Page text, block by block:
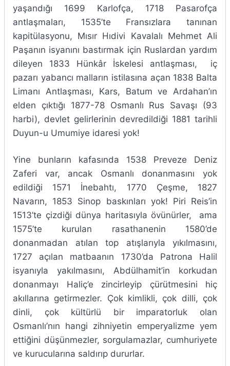
yaşandığı 1699 Karlofça, 1718 Pasarofça
antlaşmaları, 1535’te Fransızlara tanınan
kapitülasyonu, Mısır Hıdivi Kavalalı Mehmet Ali
Paşanın isyanını bastırmak için Ruslardan yardım
dileyen 1833 Hünkâr İskelesi antlaşması, iç
pazarı yabancı malların istilasına açan 1838 Balta
Limanı Antlaşması, Kars, Batum ve Ardahan’ın
elden çıktığı 1877-78 Osmanlı Rus Savaşı (93
harbi), devlet gelirlerinin devredildiği 1881 tarihli
Duyun-u Umumiye idaresi yok!
Yine bunların kafasında 1538 Preveze Deniz
Zaferi var, ancak Osmanlı donanmasını yok
edildiği 1571 İnebahtı, 1770 Çeşme, 1827
Navarın, 1853 Sinop baskınları yok! Piri Reis’in
1513’te çizdiği dünya haritasıyla övünürler, ama
1575’te kurulan rasathanenin 1580’de
donanmadan atılan top atışlarıyla yıkılmasını,
1727 açılan matbaanın 1730’da Patrona Halil
isyanıyla yakılmasını, Abdülhamit’in korkudan
donanmayı Haliç’e zincirleyip çürütmesini hiç
akıllarına getirmezler. Çok kimlikli, çok dilli, çok
dinli, çok kültürlü bir imparatorluk olan
Osmanlı’nın hangi zihniyetin emperyalizme yem
ettiğini düşünmezler, sorgulamazlar, cumhuriyete
ve kurucularına saldırıp dururlar.